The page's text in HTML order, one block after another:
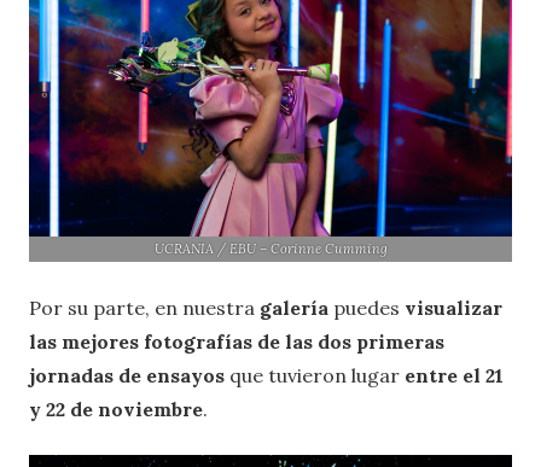
UCRANIA / EBU – Corinne Cumming
Por su parte, en nuestra galería puedes visualizar
las mejores fotografías de las dos primeras
jornadas de ensayos que tuvieron lugar entre el 21
y 22 de noviembre.